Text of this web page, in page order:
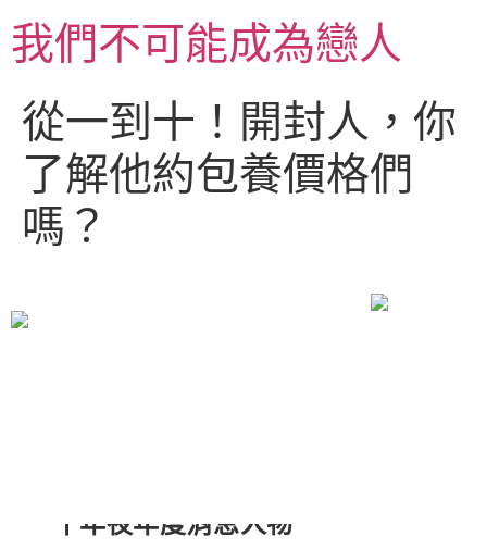
至
主我們不可能成為戀人
從一到十！開封人，你
了解他約包養價格們
嗎？
十年夜年度消息人物